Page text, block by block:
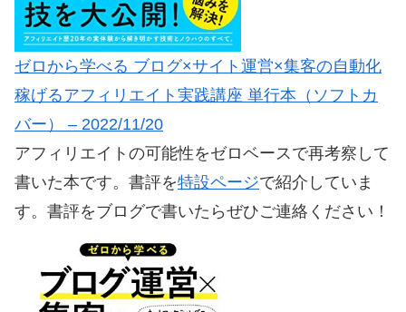
ゼロから学べる ブログ×サイト運営×集客の自動化
稼げるアフィリエイト実践講座 単行本（ソフトカ
バー） – 2022/11/20
アフィリエイトの可能性をゼロベースで再考察して
書いた本です。書評を特設ページで紹介していま
す。書評をブログで書いたらぜひご連絡ください！